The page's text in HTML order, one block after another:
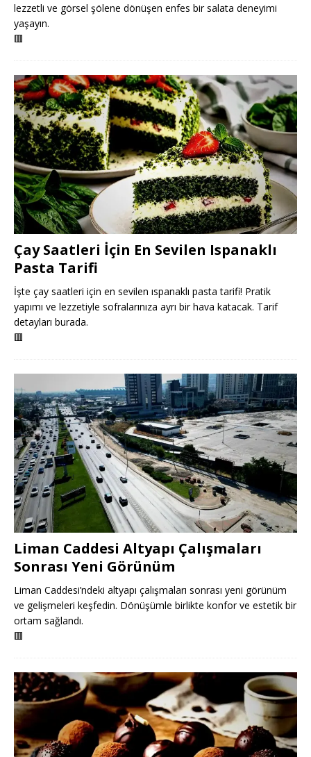
lezzetli ve görsel şölene dönüşen enfes bir salata deneyimi
yaşayın.
🟥
Çay Saatleri İçin En Sevilen Ispanaklı
Pasta Tarifi
İşte çay saatleri için en sevilen ıspanaklı pasta tarifi! Pratik
yapımı ve lezzetiyle sofralarınıza ayrı bir hava katacak. Tarif
detayları burada.
🟥
Liman Caddesi Altyapı Çalışmaları
Sonrası Yeni Görünüm
Liman Caddesi’ndeki altyapı çalışmaları sonrası yeni görünüm
ve gelişmeleri keşfedin. Dönüşümle birlikte konfor ve estetik bir
ortam sağlandı.
🟥